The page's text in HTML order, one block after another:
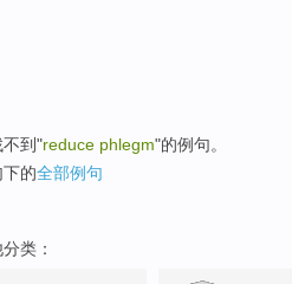
不到"reduce phlegm"的例句。
的全部例句
类：